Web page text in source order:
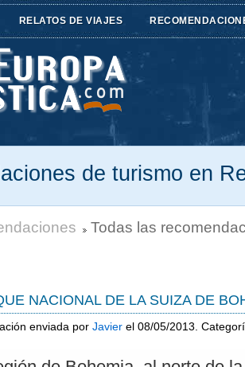
RELATOS DE VIAJES
de turismo en
Todas las
NACIONAL DE LA SUIZA DE
enviada por Javier el 08/05/2013.